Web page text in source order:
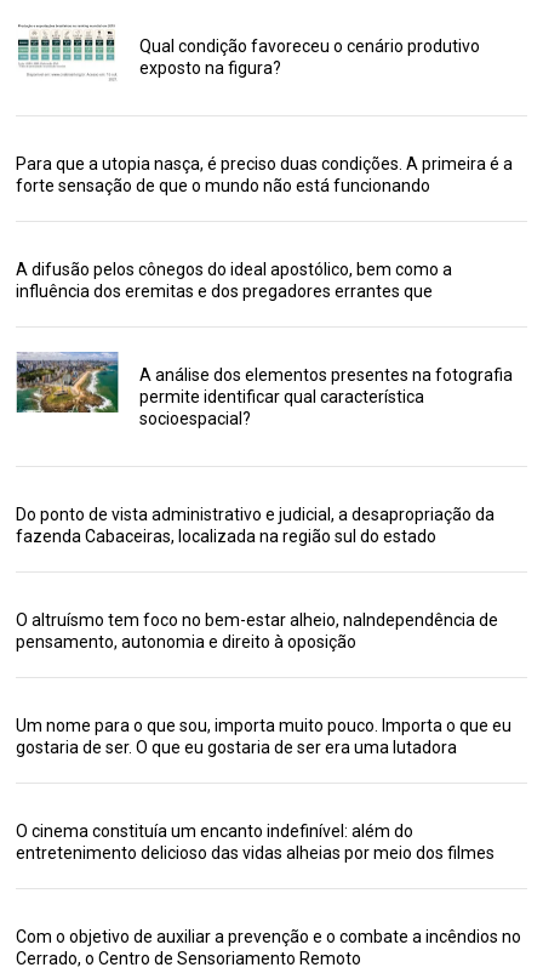
Qual condição favoreceu o cenário produtivo
exposto na figura?
Para que a utopia nasça, é preciso duas condições. A primeira é a
forte sensação de que o mundo não está funcionando
A difusão pelos cônegos do ideal apostólico, bem como a
influência dos eremitas e dos pregadores errantes que
A análise dos elementos presentes na fotografia
permite identificar qual característica
socioespacial?
Do ponto de vista administrativo e judicial, a desapropriação da
fazenda Cabaceiras, localizada na região sul do estado
O altruísmo tem foco no bem-estar alheio, naIndependência de
pensamento, autonomia e direito à oposição
Um nome para o que sou, importa muito pouco. Importa o que eu
gostaria de ser. O que eu gostaria de ser era uma lutadora
O cinema constituía um encanto indefinível: além do
entretenimento delicioso das vidas alheias por meio dos filmes
Com o objetivo de auxiliar a prevenção e o combate a incêndios no
Cerrado, o Centro de Sensoriamento Remoto